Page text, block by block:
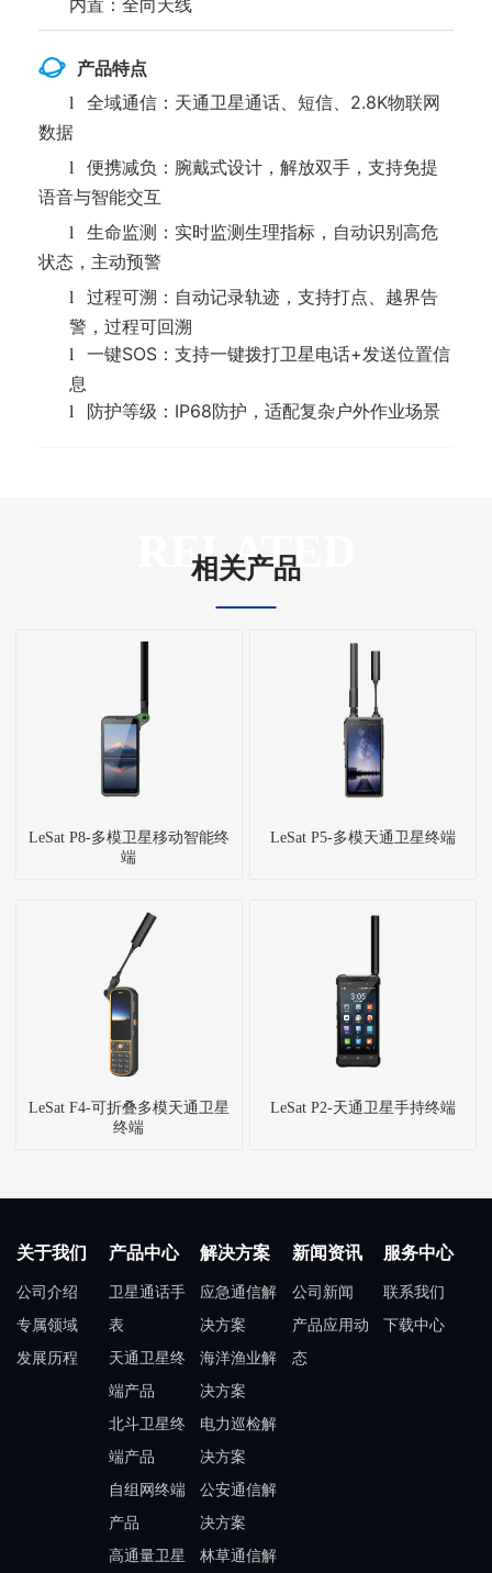
产品特点
l
全域通信：天通卫星通话、短信、2.8K物联网
数据
l
便携减负：腕戴式设计，解放双手，支持免提
语音与智能交互
l
生命监测：实时监测生理指标，自动识别高危
状态，主动预警
l
过程可溯：自动记录轨迹，支持打点、越界告
警，过程可回溯
l
一键SOS：支持一键拨打卫星电话+发送位置信
息
l 防护等级：IP68防护，适配复杂户外作业场景
RELATED
相关产品
LeSat P8-多模卫星移动智能终
端
LeSat P5-多模天通卫星终端
LeSat F4-可折叠多模天通卫星
终端
LeSat P2-天通卫星手持终端
关于我们
公司介绍
专属领域
发展历程
产品中心
卫星通话手
表
天通卫星终
端产品
北斗卫星终
端产品
自组网终端
产品
高通量卫星
解决方案
应急通信解
决方案
海洋渔业解
决方案
电力巡检解
决方案
公安通信解
决方案
林草通信解
新闻资讯
公司新闻
产品应用动
态
服务中心
联系我们
下载中心